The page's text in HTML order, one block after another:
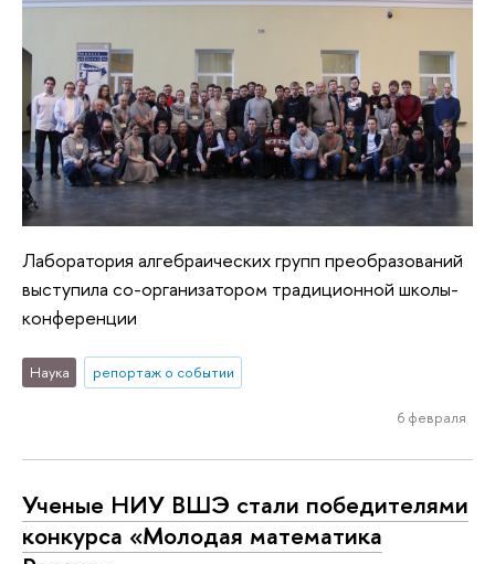
Лаборатория алгебраических групп преобразований
выступила со-организатором традиционной школы-
конференции
Наука репортаж о событии
6 февраля
Ученые НИУ ВШЭ стали победителями
конкурса «Молодая математика